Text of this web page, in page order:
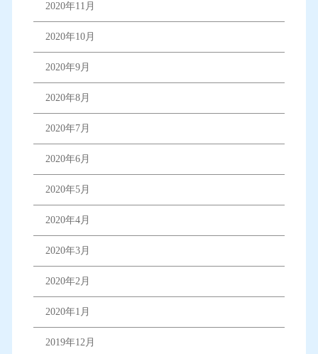
2020年11月
2020年10月
2020年9月
2020年8月
2020年7月
2020年6月
2020年5月
2020年4月
2020年3月
2020年2月
2020年1月
2019年12月